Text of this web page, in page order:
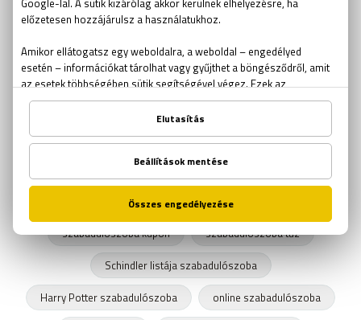
ötödölő
problémamegoldás
idézetek
szabadulószoba gyerekeknek
betörő
iskolai szabadulószoba
találós kérdés
csapda
labirintus
Sissi szabadulószoba
out of the box
kocsmakvíz
Csíkszentmihályi Mihály
szabadulószoba ajándékutalvány
szabadulószoba kupon
szabadulószoba tűz
Schindler listája szabadulószoba
Harry Potter szabadulószoba
online szabadulószoba